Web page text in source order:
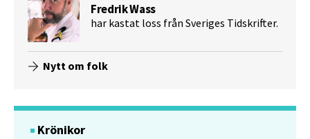
Fredrik Wass
har kastat loss från Sveriges Tidskrifter.
Nytt om folk
Krönikor